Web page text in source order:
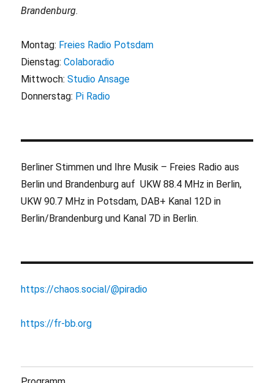
Brandenburg.
Montag: Freies Radio Potsdam
Dienstag:Colaboradio
Mittwoch:Studio Ansage
Donnerstag: Pi Radio
Berliner Stimmen und Ihre Musik – Freies Radio aus
Berlin und Brandenburg auf UKW 88.4 MHz in Berlin,
UKW 90.7 MHz in Potsdam, DAB+ Kanal 12D in
Berlin/Brandenburg und Kanal 7D in Berlin.
https://chaos.social/@piradio
https://fr-bb.org